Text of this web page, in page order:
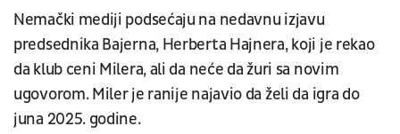
Nemački mediji podsećaju na nedavnu izjavu
predsednika Bajerna, Herberta Hajnera, koji je rekao
da klub ceni Milera, ali da neće da žuri sa novim
ugovorom. Miler je ranije najavio da želi da igra do
juna 2025. godine.